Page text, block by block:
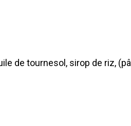
de tournesol, sirop de riz,